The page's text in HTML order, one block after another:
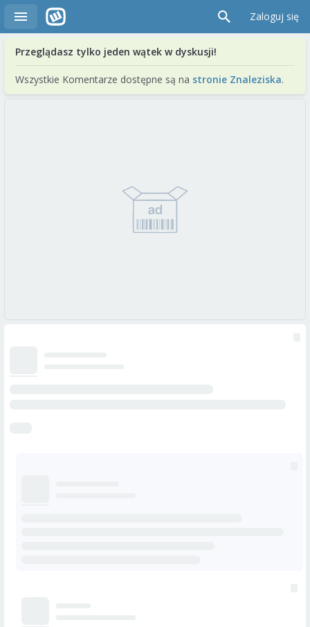
Zaloguj się
Przeglądasz tylko jeden wątek w dyskusji!
Wszystkie Komentarze dostępne są na stronie Znaleziska.